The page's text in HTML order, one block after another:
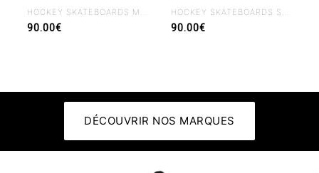
HOCKEY SKATEBOARDS MIDDLE EARTH NIK STAIN 8.38
90.00€
HOCKEY SKATEBOARDS SHADOWBOX JOHN FITZGERALD 8.25
90.00€
DÉCOUVRIR NOS MARQUES